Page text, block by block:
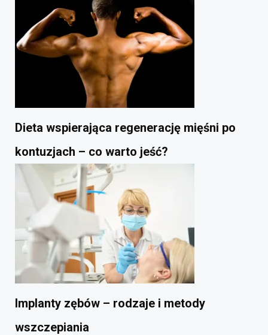
Dieta wspierająca regenerację mięśni po
kontuzjach – co warto jeść?
Implanty zębów – rodzaje i metody
wszczepiania